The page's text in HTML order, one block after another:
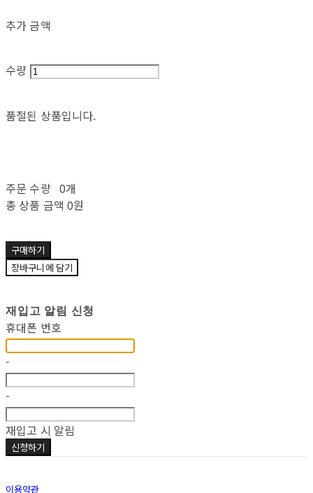
추가 금액
수량
품절된 상품입니다.
주문 수량 0개
총 상품 금액 0원
구매하기
장바구니에 담기
재입고 알림 신청
휴대폰 번호
-
-
재입고 시 알림
신청하기
이용약관